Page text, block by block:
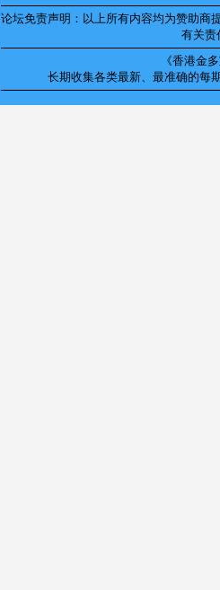
论坛免责声明：以上所有内容均为赞助商
有关责
《香港金
长期收集各类最新、最准确的每